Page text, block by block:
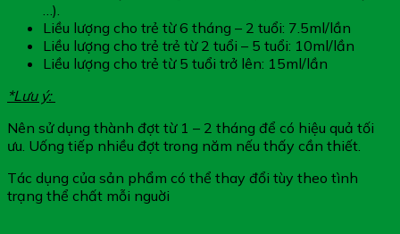
…).
Liều lượng cho trẻ từ 6 tháng – 2 tuổi: 7.5ml/lần
Liều lượng cho trẻ trẻ từ 2 tuổi – 5 tuổi: 10ml/lần
Liều lượng cho trẻ từ 5 tuổi trở lên: 15ml/lần
*Lưu ý:
Nên sử dụng thành đợt từ 1 – 2 tháng để có hiệu quả tối
ưu. Uống tiếp nhiều đợt trong năm nếu thấy cần thiết.
Tác dụng của sản phẩm có thể thay đổi tùy theo tình
trạng thể chất mỗi nguời